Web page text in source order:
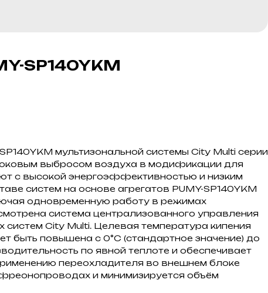
SP140YKM
мультизональной системы City Multi серии
выбросом воздуха в модификации для
с высокой энергоэффективностью и низким
систем на основе агрегатов PUMY-SP140YKM
одновременную работу в режимах
система централизованного управления
систем City Multi. Целевая температура кипения
быть повышена с 0°С (стандартное значение) до
по явной теплоте и обеспечивает
переохладителя во внешнем блоке
и минимизируется объём